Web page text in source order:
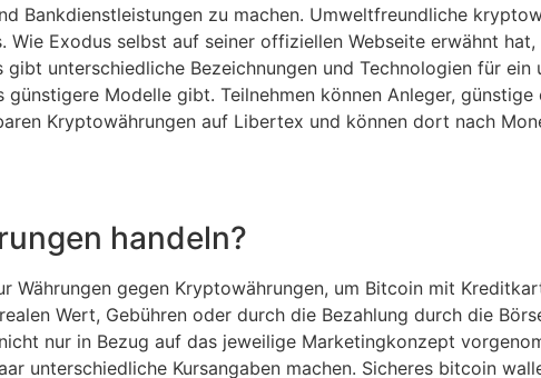
Bankdienstleistungen zu machen. Umweltfreundliche
Exodus selbst auf seiner offiziellen Webseite erwähnt
unterschiedliche Bezeichnungen und Technologien für ein
Modelle gibt. Teilnehmen können Anleger,
Kryptowährungen auf Libertex und können dort nach
handeln?
Währungen gegen Kryptowährungen, um Bitcoin mit
Wert, Gebühren oder durch die Bezahlung durch die
nur in Bezug auf das jeweilige Marketingkonzept
unterschiedliche Kursangaben machen. Sicheres bitcoin